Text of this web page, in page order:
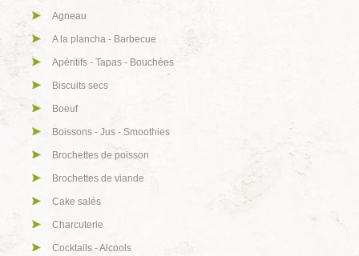
Agneau
A la plancha - Barbecue
Apéritifs - Tapas - Bouchées
Biscuits secs
Boeuf
Boissons - Jus - Smoothies
Brochettes de poisson
Brochettes de viande
Cake salés
Charcuterie
Cocktails - Alcools